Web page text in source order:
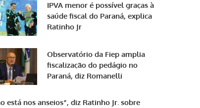
IPVA menor é possível graças à
saúde fiscal do Paraná, explica
Ratinho Jr
Observatório da Fiep amplia
fiscalização do pedágio no
Paraná, diz Romanelli
está nos anseios”, diz Ratinho Jr. sobre